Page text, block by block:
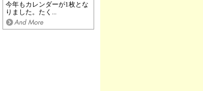
今年もカレンダーが1枚とな
りました。たく...